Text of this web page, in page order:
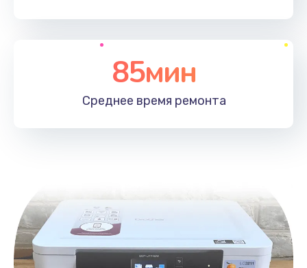
85мин
Среднее время ремонта